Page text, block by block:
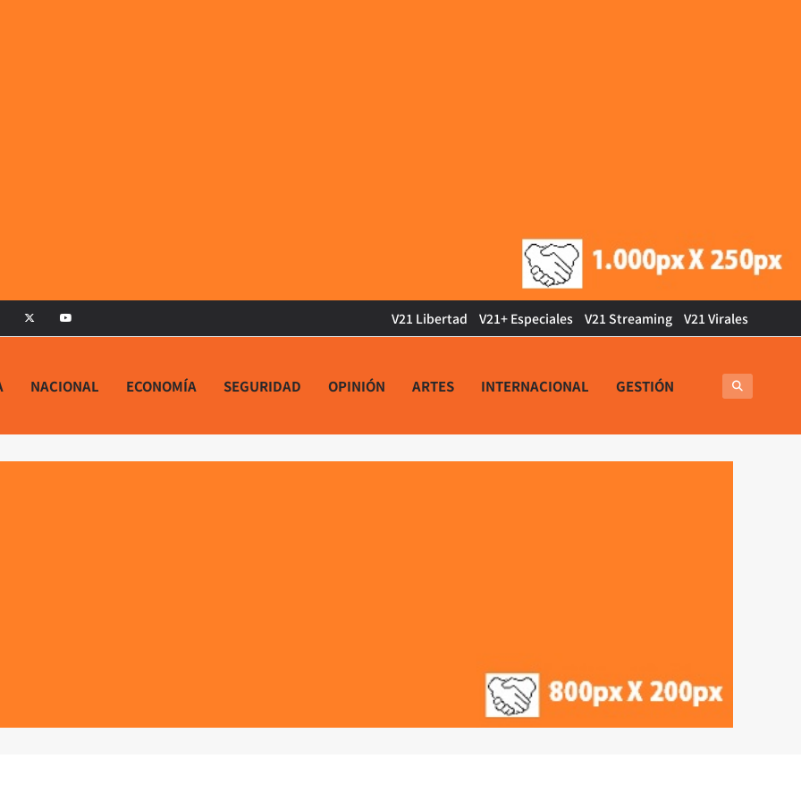
V21 Libertad V21+ Especiales V21 Streaming V21 Virales
NACIONAL ECONOMÍA SEGURIDAD OPINIÓN ARTES INTERNACIONAL GESTIÓN